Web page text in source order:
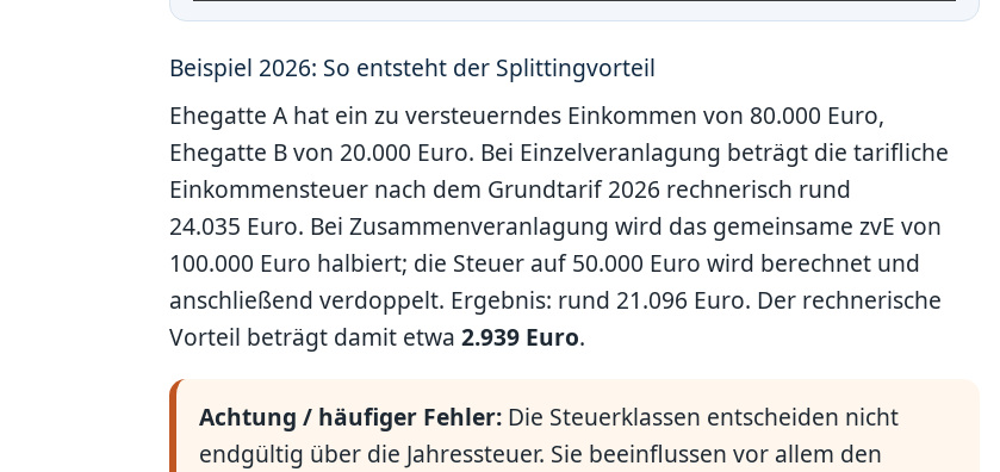
Beispiel 2026: So entsteht der Splittingvorteil
Ehegatte A hat ein zu versteuerndes Einkommen von 80.000 Euro,
Ehegatte B von 20.000 Euro. Bei Einzelveranlagung beträgt die tarifliche
Einkommensteuer nach dem Grundtarif 2026 rechnerisch rund
24.035 Euro. Bei Zusammenveranlagung wird das gemeinsame zvE von
100.000 Euro halbiert; die Steuer auf 50.000 Euro wird berechnet und
anschließend verdoppelt. Ergebnis: rund 21.096 Euro. Der rechnerische
Vorteil beträgt damit etwa 2.939 Euro.
Achtung / häufiger Fehler: Die Steuerklassen entscheiden nicht
endgültig über die Jahressteuer. Sie beeinflussen vor allem den